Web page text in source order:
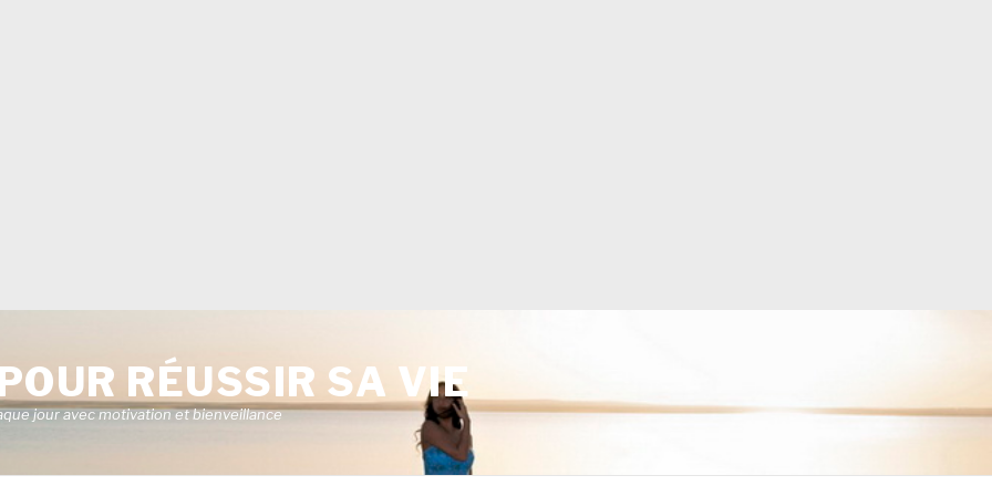
RÉUSSIR SA VIE
jour avec motivation et bienveillance